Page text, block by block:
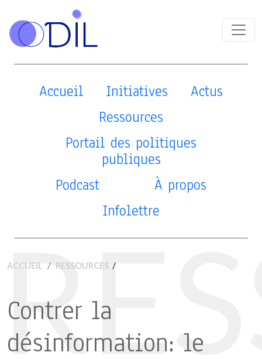
Accueil Initiatives
Actus
Ressources
Portail des politiques
publiques
Podcast
À propos
Infolettre
ACCUEIL RESSOURCES /
Contrer la
désinformation: le